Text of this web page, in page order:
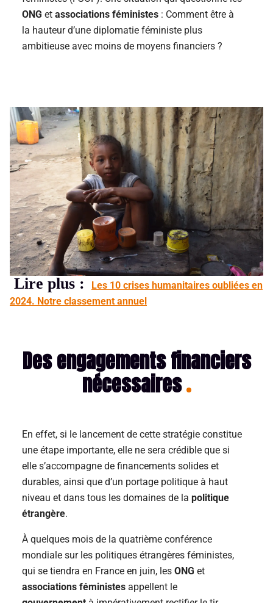
ONG et associations féministes : Comment être à
la hauteur d’une diplomatie féministe plus
ambitieuse avec moins de moyens financiers ?
Lire plus :
Les 10 crises humanitaires oubliées en
2024. Notre classement annuel
Des engagements financiers
nécessaires
En effet, si le lancement de cette stratégie constitue
une étape importante, elle ne sera crédible que si
elle s’accompagne de financements solides et
durables, ainsi que d’un portage politique à haut
niveau et dans tous les domaines de la politique
étrangère.
À quelques mois de la quatrième conférence
mondiale sur les politiques étrangères féministes,
qui se tiendra en France en juin, les ONG et
associations féministes appellent le